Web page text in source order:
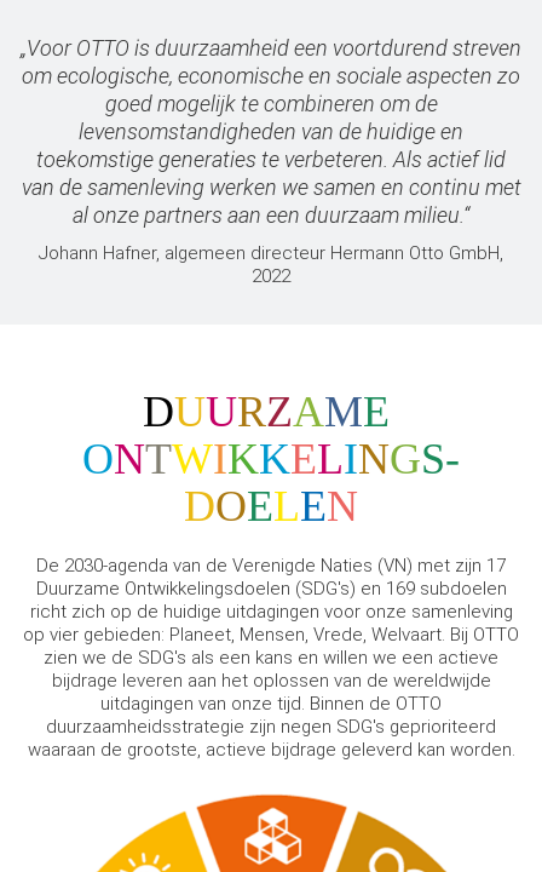
„Voor OTTO is duurzaamheid een voortdurend streven
om ecologische, economische en sociale aspecten zo
goed mogelijk te combineren om de
levensomstandigheden van de huidige en
toekomstige generaties te verbeteren. Als actief lid
van de samenleving werken we samen en continu met
al onze partners aan een duurzaam milieu.“
Johann Hafner, algemeen directeur Hermann Otto GmbH,
2022
DUURZAME
ONTWIKKELINGS-
DOELEN
De 2030-agenda van de Verenigde Naties (VN) met zijn 17
Duurzame Ontwikkelingsdoelen (SDG's) en 169 subdoelen
richt zich op de huidige uitdagingen voor onze samenleving
op vier gebieden: Planeet, Mensen, Vrede, Welvaart. Bij OTTO
zien we de SDG's als een kans en willen we een actieve
bijdrage leveren aan het oplossen van de wereldwijde
uitdagingen van onze tijd. Binnen de OTTO
duurzaamheidsstrategie zijn negen SDG's geprioriteerd
waaraan de grootste, actieve bijdrage geleverd kan worden.